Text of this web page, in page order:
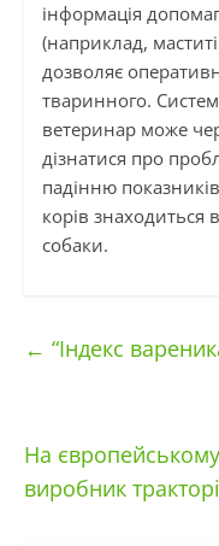
інформація
(наприклад,
дозволяє
тваринного.
ветеринар може
дізнатися про
падінню
корів знаходиться
собаки.
← “Індекс
На
виробник